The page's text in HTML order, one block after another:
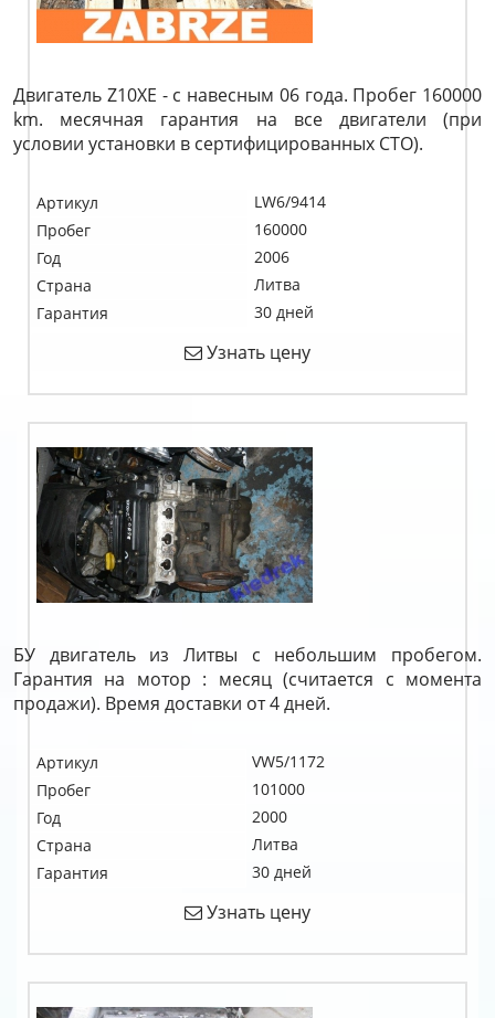
Двигатель Z10XE - с навесным 06 года. Пробег 160000
km. месячная гарантия на все двигатели (при
условии установки в сертифицированных СТО).
Артикул
LW6/9414
Пробег
160000
Год
2006
Страна
Литва
Гарантия
30 дней
Узнать цену
БУ двигатель из Литвы с небольшим пробегом.
Гарантия на мотор : месяц (считается с момента
продажи). Время доставки от 4 дней.
Артикул
VW5/1172
Пробег
101000
Год
2000
Страна
Литва
Гарантия
30 дней
Узнать цену